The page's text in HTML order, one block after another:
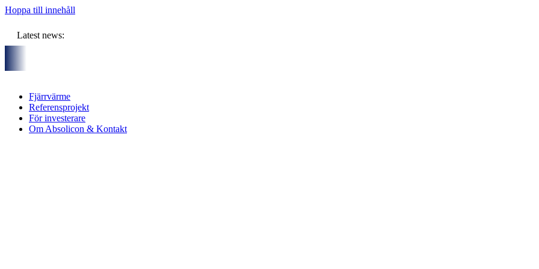
Hoppa till innehåll
Latest news:
Fjärrvärme
Referensprojekt
För investerare
Om Absolicon & Kontakt